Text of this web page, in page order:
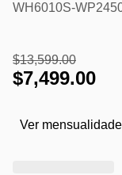
WH6010S-
$13,599.00
$7,499.00
Ver